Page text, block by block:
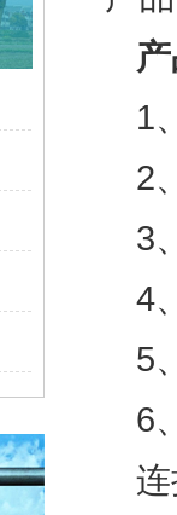
1
2
3
4
5
6